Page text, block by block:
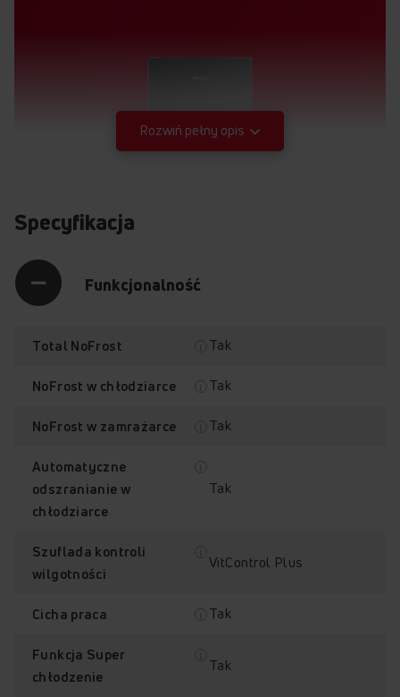
FreshZone
Rozwiń pełny opis
Specyfikacja
Funkcjonalność
Total NoFrost Tak
NoFrost w chłodziarce Tak
NoFrost w zamrażarce Tak
Automatyczne
odszranianie w
chłodziarce
Tak
Szuflada kontroli
wilgotności
VitControl Plus
Cicha praca Tak
Funkcja Super
chłodzenie
Tak